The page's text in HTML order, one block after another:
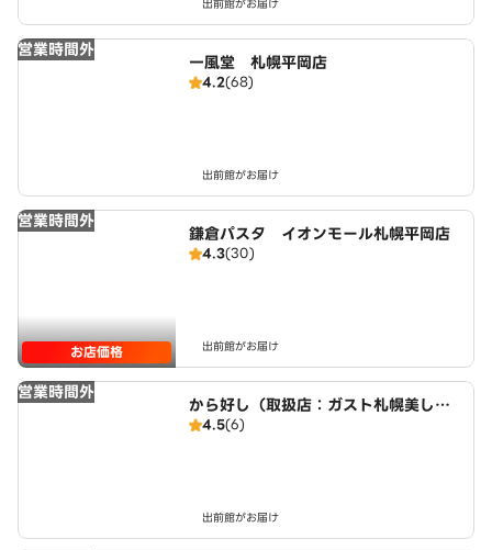
出前館がお届け
営業時間外
一風堂 札幌平岡店
4.2(68)
出前館がお届け
営業時間外
お店価格
鎌倉パスタ イオンモール札幌平岡店
4.3(30)
出前館がお届け
営業時間外
から好し（取扱店：ガスト札幌美しが
丘）
4.5(6)
出前館がお届け